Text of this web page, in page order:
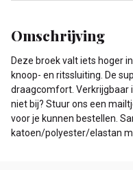
Omschrijving
Deze broek valt iets hoger
knoop- en ritssluiting. De
draagcomfort. Verkrijgbaar
niet bij? Stuur ons een
voor je kunnen bestellen.
katoen/polyester/elastan